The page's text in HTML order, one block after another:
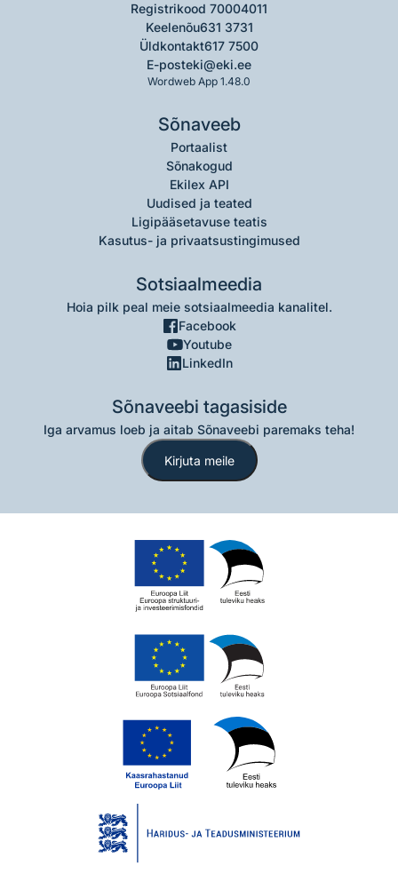
Registrikood 70004011
Keelenõu631 3731
Üldkontakt617 7500
E-posteki@eki.ee
Wordweb App 1.48.0
Sõnaveeb
Portaalist
Sõnakogud
Ekilex API
Uudised ja teated
Ligipääsetavuse teatis
Kasutus- ja privaatsustingimused
Sotsiaalmeedia
Hoia pilk peal meie sotsiaalmeedia kanalitel.
Facebook
Youtube
LinkedIn
Sõnaveebi tagasiside
Iga arvamus loeb ja aitab Sõnaveebi paremaks teha!
Kirjuta meile